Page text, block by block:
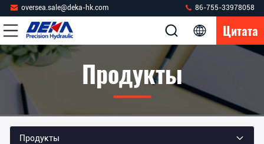
oversea.sale@deka-hk.com 86-755-33978058
Цитата
Продукты
Продукты